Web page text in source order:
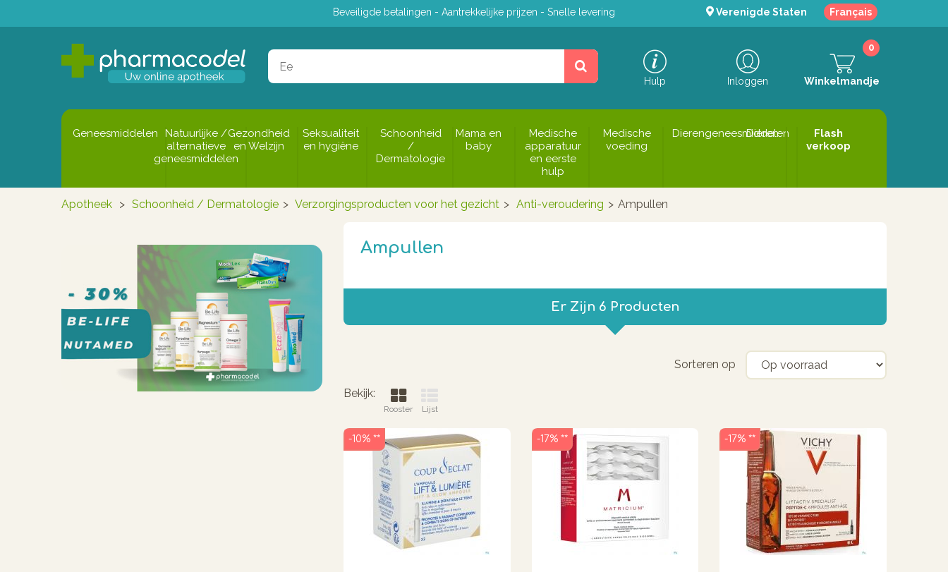
Beveiligde betalingen - Aantrekkelijke prijzen - Snelle levering Verenigde Staten Français
Hulp Inloggen Winkelmandje
0
Geneesmiddelen
Natuurlijke /
alternatieve
geneesmiddelen
Gezondheid
en Welzijn
Seksualiteit
en hygiëne
Schoonheid
/
Dermatologie
Mama en
baby
Medische
apparatuur
en eerste
hulp
Medische
voeding
Dierengeneesmiddelen
Dieren
Flash
verkoop
Apotheek > Schoonheid / Dermatologie > Verzorgingsproducten voor het gezicht > Anti-veroudering > Ampullen
Ampullen
Er Zijn 6 Producten
Sorteren op
Bekijk:
Rooster Lijst
-10% ** -17% ** -17% **